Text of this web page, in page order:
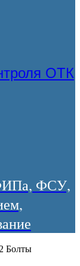
ОТК
ФСУ,
Болты